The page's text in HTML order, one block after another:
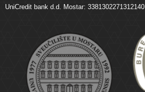
UniCredit bank d.d. Mostar: 3381302271312140